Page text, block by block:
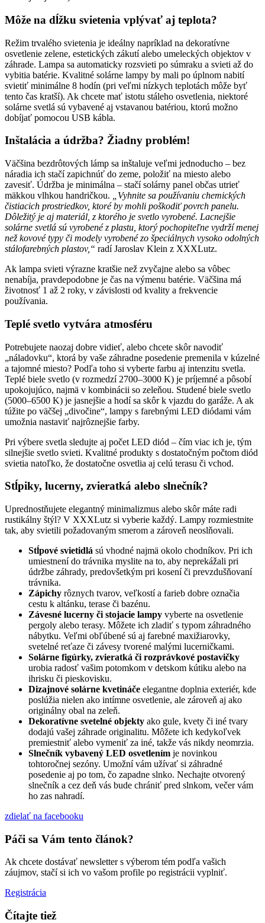
Môže na dĺžku svietenia vplývať aj teplota?
Režim trvalého svietenia je ideálny napríklad na dekoratívne
osvetlenie zelene, estetických zákutí alebo umeleckých objektov v
záhrade. Lampa sa automaticky rozsvieti po súmraku a svieti až do
vybitia batérie. Kvalitné solárne lampy by mali po úplnom nabití
svietiť minimálne 8 hodín (pri veľmi nízkych teplotách môže byť
tento čas kratší). Ak chcete mať istotu stáleho osvetlenia, niektoré
solárne svetlá sú vybavené aj vstavanou batériou, ktorú možno
dobíjať pomocou USB kábla.
Inštalácia a údržba? Žiadny problém!
Väčšina bezdrôtových lámp sa inštaluje veľmi jednoducho – bez
náradia ich stačí zapichnúť do zeme, položiť na miesto alebo
zavesiť. Údržba je minimálna – stačí solárny panel občas utrieť
mäkkou vlhkou handričkou.
„Vyhnite sa používaniu chemických
čistiacich prostriedkov, ktoré by mohli poškodiť povrch panelu.
Dôležitý je aj materiál, z ktorého je svetlo vyrobené. Lacnejšie
solárne svetlá sú vyrobené z plastu, ktorý pochopiteľne vydrží menej
než kovové typy či modely vyrobené zo špeciálnych vysoko odolných
stálofarebných plastov,“ radí Jaroslav Klein z XXXLutz.
Ak lampa svieti výrazne kratšie než zvyčajne alebo sa vôbec
nenabíja, pravdepodobne je čas na výmenu batérie. Väčšina má
životnosť 1 až 2 roky, v závislosti od kvality a frekvencie
používania.
Teplé svetlo vytvára atmosféru
Potrebujete naozaj dobre vidieť, alebo chcete skôr navodiť
„náladovku“, ktorá by vaše záhradne posedenie premenila v kúzelné
a tajomné miesto? Podľa toho si vyberte farbu aj intenzitu svetla.
Teplé biele svetlo (v rozmedzí 2700–3000 K) je príjemné a pôsobí
upokojujúco, najmä v kombinácii so zeleňou. Studené biele svetlo
(5000–6500 K) je jasnejšie a hodí sa skôr k vjazdu do garáže. A ak
túžite po väčšej „divočine“, lampy s farebnými LED diódami vám
umožnia nastaviť najrôznejšie farby.
Pri výbere svetla sledujte aj počet LED diód – čím viac ich je, tým
silnejšie svetlo svieti. Kvalitné produkty s dostatočným počtom diód
svietia natoľko, že dostatočne osvetlia aj celú terasu či vchod.
Stĺpiky, lucerny, zvieratká alebo slnečník?
Uprednostňujete elegantný minimalizmus alebo skôr máte radi
rustikálny štýl? V XXXLutz si vyberie každý. Lampy rozmiestnite
tak, aby svietili požadovaným smerom a zároveň neoslňovali.
Stĺpové svietidlá sú vhodné najmä okolo chodníkov. Pri ich
umiestnení do trávnika myslite na to, aby neprekážali pri
údržbe záhrady, predovšetkým pri kosení či prevzdušňovaní
trávnika.
Zápichy rôznych tvarov, veľkostí a farieb dobre označia
cestu k altánku, terase či bazénu.
Závesné lucerny či stojacie lampy vyberte na osvetlenie
pergoly alebo terasy. Môžete ich zladiť s typom záhradného
nábytku. Veľmi obľúbené sú aj farebné maxižiarovky,
svetelné reťaze či závesy tvorené malými lucerničkami.
Solárne figúrky, zvieratká či rozprávkové postavičky
urobia radosť vašim potomkom v detskom kútiku alebo na
ihrisku či pieskovisku.
Dizajnové solárne kvetináče elegantne doplnia exteriér, kde
poslúžia nielen ako intímne osvetlenie, ale zároveň aj ako
originálny obal na zeleň.
Dekoratívne svetelné objekty ako gule, kvety či iné tvary
dodajú vašej záhrade originalitu. Môžete ich kedykoľvek
premiestniť alebo vymeniť za iné, takže vás nikdy neomrzia.
Slnečník vybavený LED osvetlením je novinkou
tohtoročnej sezóny. Umožní vám užívať si záhradné
posedenie aj po tom, čo zapadne slnko. Nechajte otvorený
slnečník a cez deň vás bude chrániť pred slnkom, večer vám
ho zas nahradí.
zdielať na facebooku
Páči sa Vám tento článok?
Ak chcete dostávať newsletter s výberom tém podľa vašich
záujmov, stačí si ich vo vašom profile po registrácii vyplniť.
Registrácia
Čítajte tiež